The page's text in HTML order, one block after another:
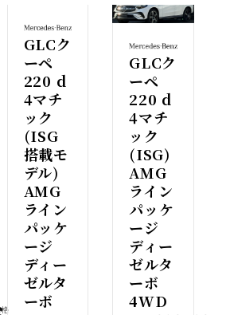
GLCク
ーペ
220 d
4マチ
ック
(ISG
搭載モ
デル)
AMG
ライン
パッケ
ージ
ディー
ゼルタ
ーボ
GLCク
ーペ
220 d
4マチ
ック
(ISG)
AMG
ライン
パッケ
ージ
ディー
ゼルタ
ーボ
4WD